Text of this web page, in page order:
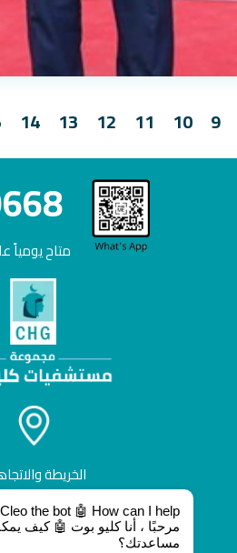
9
10
11
12
13
14
متاح يومياً على
الخريطة
the bot 🤖 How can I help
مساعدتك؟